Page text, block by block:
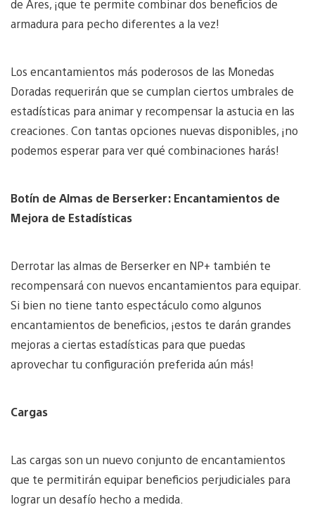
de Ares, ¡que te permite combinar dos beneficios de
armadura para pecho diferentes a la vez!
Los encantamientos más poderosos de las Monedas
Doradas requerirán que se cumplan ciertos umbrales de
estadísticas para animar y recompensar la astucia en las
creaciones. Con tantas opciones nuevas disponibles, ¡no
podemos esperar para ver qué combinaciones harás!
Botín de Almas de Berserker: Encantamientos de
Mejora de Estadísticas
Derrotar las almas de Berserker en NP+ también te
recompensará con nuevos encantamientos para equipar.
Si bien no tiene tanto espectáculo como algunos
encantamientos de beneficios, ¡estos te darán grandes
mejoras a ciertas estadísticas para que puedas
aprovechar tu configuración preferida aún más!
Cargas
Las cargas son un nuevo conjunto de encantamientos
que te permitirán equipar beneficios perjudiciales para
lograr un desafío hecho a medida.